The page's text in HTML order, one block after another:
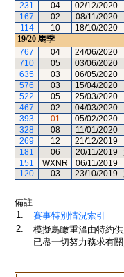
231
04 02/12/2020
167
02 08/11/2020
114
10 18/10/2020
19/20 馬季
767
04 24/06/2020
710
05 03/06/2020
635
03 06/05/2020
576
03 15/04/2020
522
05 25/03/2020
467
02 04/03/2020
393
01 05/02/2020
328
08 11/01/2020
269
12 21/12/2019
181
06 20/11/2019
151
WXNR 06/11/2019
120
03 23/10/2019
備註:
1.
賽事特別情況索引
2.
模擬鳥瞰重溫由特約
已盡一切努力務求有